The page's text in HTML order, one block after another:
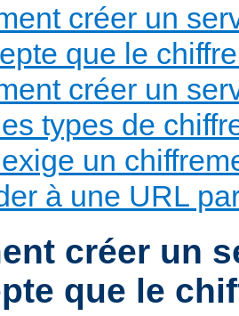
créer un
que le
créer un
types de
un
à une URL
créer un
que le